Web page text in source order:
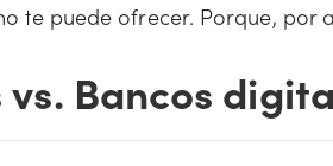
te puede ofrecer. Porque, por
Bancos